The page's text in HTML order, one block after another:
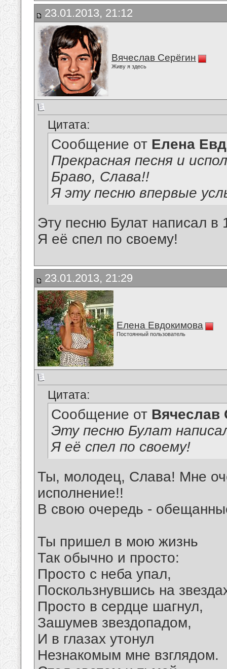
23.01.2013, 21:12
Вячеслав Серёгин
Живу я здесь
Цитата:
Сообщение от Елена
Прекрасная песня и
Браво, Слава!!
Я эту песню впервые
Эту песню Булат написал в
Я её спел по своему!
23.01.2013, 21:29
Елена Евдокимова
Постоянный пользователь
Цитата:
Сообщение от Вячеслав
Эту песню Булат
Я её спел по своему!
Ты, молодец, Слава! Мне
исполнение!!
В свою очередь -
Ты пришел в мою жизнь
Так обычно и просто:
Просто с неба упал,
Поскользнувшись на
Просто в сердце шагнул,
Зашумев звездопадом,
И в глазах утонул
Незнакомым мне взглядом.